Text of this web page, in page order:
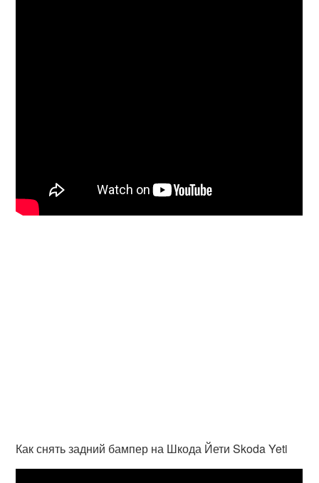
Как снять задний бампер на Шкода Йети Skoda Yeti